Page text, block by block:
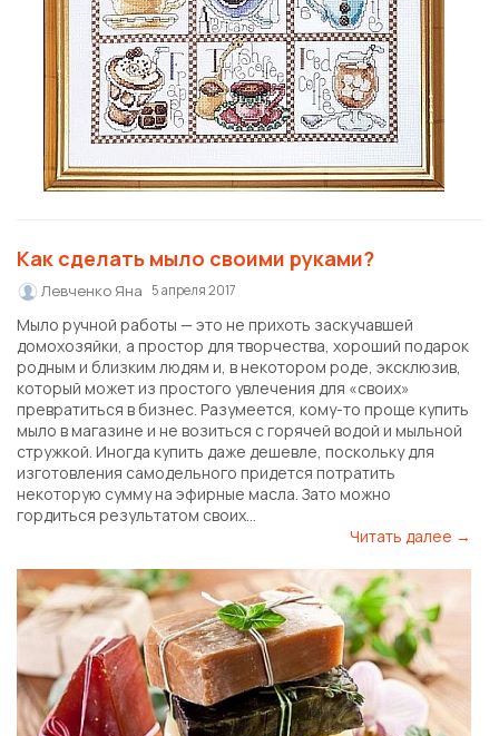
Как сделать мыло своими руками?
Левченко Яна 5 апреля 2017
Мыло ручной работы — это не прихоть заскучавшей
домохозяйки, а простор для творчества, хороший подарок
родным и близким людям и, в некотором роде, эксклюзив,
который может из простого увлечения для «своих»
превратиться в бизнес. Разумеется, кому-то проще купить
мыло в магазине и не возиться с горячей водой и мыльной
стружкой. Иногда купить даже дешевле, поскольку для
изготовления самодельного придется потратить
некоторую сумму на эфирные масла. Зато можно
гордиться результатом своих...
Читать далее →